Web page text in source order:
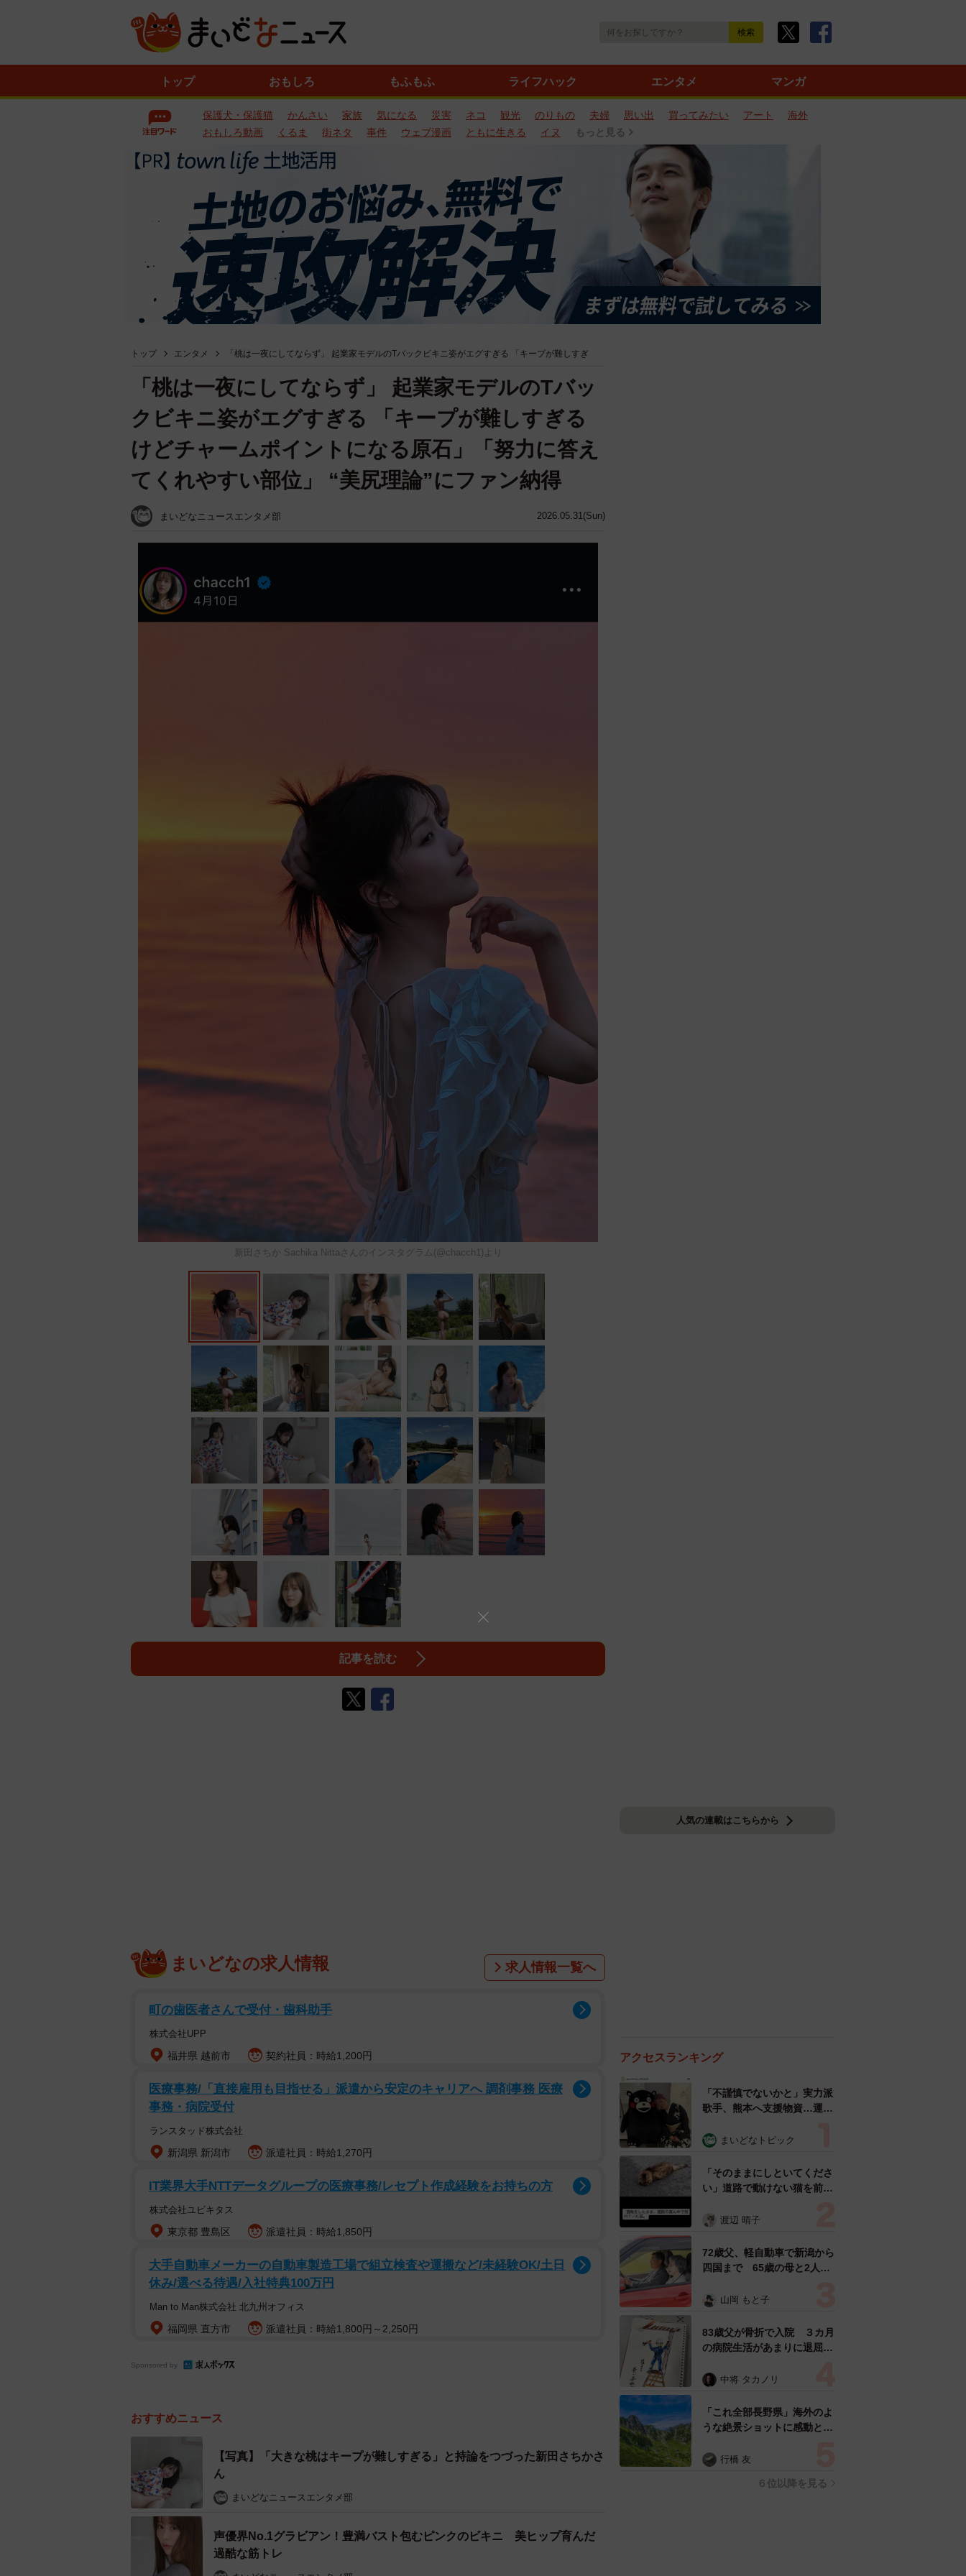
トップ おもしろ もふもふ ライフハック エンタメ マンガ
保護犬・保護猫 かんさい 家族 気になる 災害 ネコ 観光 のりもの 夫婦 思い出 買ってみたい アート
海外
おもしろ動画
くるま 街ネタ 事件 ウェブ漫画 ともに生きる イヌ もっと見る
トップ エンタメ 「桃は一夜にしてならず」 起業家モデルのTバックビキニ姿がエグすぎる 「キープが難しすぎ
2026.05.31(Sun)
「桃は一夜にしてならず」 起業家モデルのTバッ
クビキニ姿がエグすぎる 「キープが難しすぎる
けどチャームポイントになる原石」「努力に答え
てくれやすい部位」 “美尻理論”にファン納得
まいどなニュースエンタメ部
新田さちか Sachika Nittaさんのインスタグラム(@chacch1)より
記事を読む
まいどなの求人情報 求人情報一覧へ
町の歯医者さんで受付・歯科助手
株式会社UPP
福井県 越前市 契約社員：時給1,200円
医療事務/「直接雇用も目指せる」派遣から安定のキャリアへ 調剤事務 医療
事務・病院受付
ランスタッド株式会社
新潟県 新潟市 派遣社員：時給1,270円
IT業界大手NTTデータグループの医療事務/レセプト作成経験をお持ちの方
株式会社ユビキタス
東京都 豊島区 派遣社員：時給1,850円
大手自動車メーカーの自動車製造工場で組立検査や運搬など/未経験OK/土日
休み/選べる待遇/入社特典100万円
Man to Man株式会社 北九州オフィス
福岡県 直方市 派遣社員：時給1,800円～2,250円
Sponsored by
おすすめニュース
【写真】「大きな桃はキープが難しすぎる」と持論をつづった新田さちかさ
ん
まいどなニュースエンタメ部
声優界No.1グラビアン！豊満バスト包むピンクのビキニ 美ヒップ育んだ
過酷な筋トレ
人気の連載はこちらから
アクセスランキング
「不謹慎でないかと」実力派
歌手、熊本へ支援物資…運搬
めらい 「痛いほど伝わる」
まいどなトピック
「そのままにしといてくださ
い」道路で動けない猫を前に
ようとした4日間 「命の重
表の訴え
渡辺 晴子
72歳父、軽自動車で新潟から
四国まで 65歳の母と2人で
憩まで分刻み… 「大学生で
山岡 もと子
83歳父が骨折で入院 ３カ月
の病院生活があまりに退屈で
い！」→スケッチブックを見
すよ…」
中将 タカノリ
「これ全部長野県」海外のよ
うな絶景ショットに感動と反
ったんだって気づいた」
行橋 友
６位以降を見る